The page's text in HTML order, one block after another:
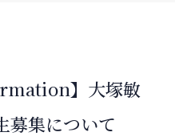
】大塚敏
募集について